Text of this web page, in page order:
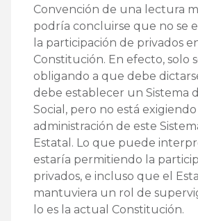
Convención de una lectura
podría concluirse que no se
la participación de privados
Constitución. En efecto, solo
obligando a que debe
debe establecer un Sistema
Social, pero no está
administración de este
Estatal. Lo que puede
estaría permitiendo la
privados, e incluso que el
mantuviera un rol de
lo es la actual Constitución.